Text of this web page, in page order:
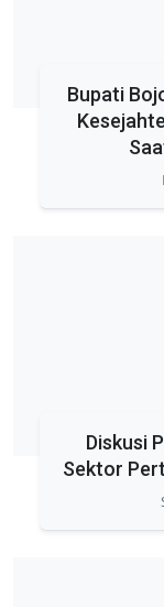
Bupati
Diskusi
Sektor